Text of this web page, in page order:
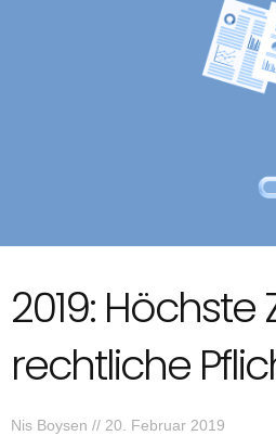
2019:
rechtliche
Nis Boysen 20. Februar 2019